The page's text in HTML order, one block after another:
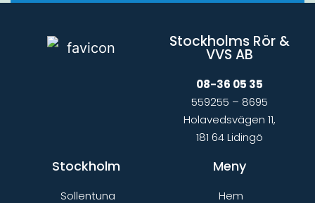
Stockholms Rör &
VVS AB
08-36 05 35
559255 – 8695
Holavedsvägen 11,
181 64 Lidingö
Stockholm
Sollentuna
Meny
Hem